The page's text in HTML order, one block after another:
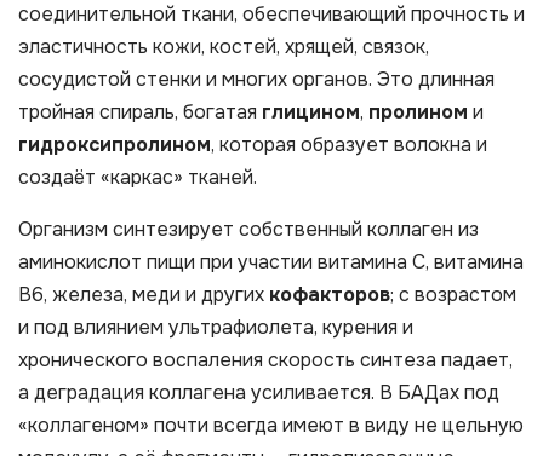
соединительной ткани, обеспечивающий прочность и
эластичность кожи, костей, хрящей, связок,
сосудистой стенки и многих органов. Это длинная
тройная спираль, богатая глицином, пролином и
гидроксипролином, которая образует волокна и
создаёт «каркас» тканей.
Организм синтезирует собственный коллаген из
аминокислот пищи при участии витамина С, витамина
В6, железа, меди и других кофакторов; с возрастом
и под влиянием ультрафиолета, курения и
хронического воспаления скорость синтеза падает,
а деградация коллагена усиливается. В БАДах под
«коллагеном» почти всегда имеют в виду не цельную